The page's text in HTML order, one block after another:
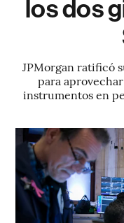
los dos
JPMorgan ratificó
para
instrumentos en